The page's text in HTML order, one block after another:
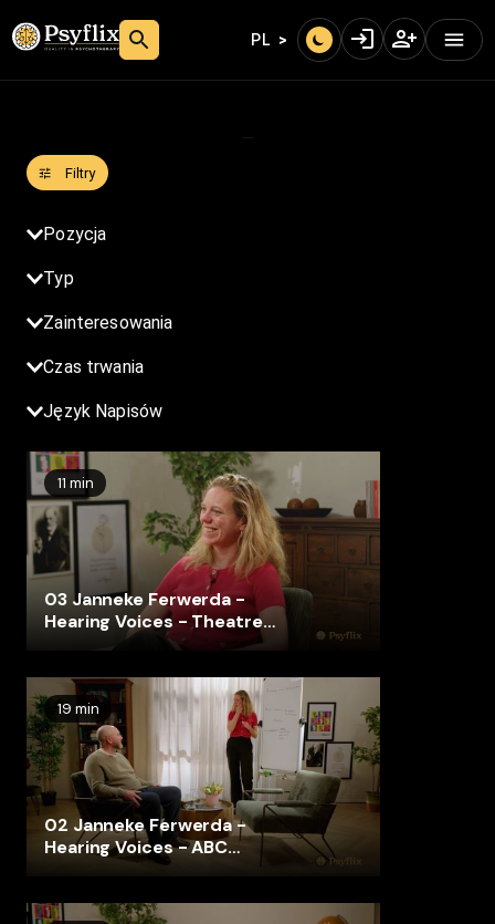
PL
Filtry
Poziom
Pozycja
Typ
Zainteresowania
Czas trwania
Język Napisów
11 min
03 Janneke Ferwerda -
Hearing Voices - Theatre
Excercise
19 min
02 Janneke Ferwerda -
Hearing Voices - ABC
Challenging Thoughts